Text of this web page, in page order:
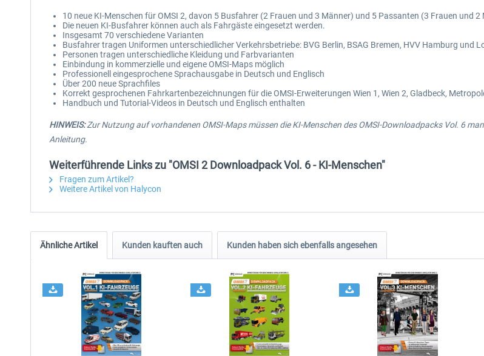
10 neue KI-Menschen für OMSI 2, davon 5 Busfahrer (2 Frauen und 3 Männer) und 5 Passanten (3 Frauen und 2
Die neuen KI-Busfahrer können auch als Fahrgäste eingesetzt werden.
Insgesamt 70 verschiedene Varianten
Busfahrer tragen Uniformen unterschiedlicher Verkehrsbetriebe: BVG Berlin, BSAG Bremen, HVV Hamburg und
Personen tragen unterschiedliche Kleidung und Farbvarianten
Einbindung in kommerzielle und eigene OMSI-Maps möglich
Professionell eingesprochene Sprachausgabe in Deutsch und Englisch
Über 200 neue Sprachfiles
Korrekt gesprochenen Fahrkartenbezeichnungen für die OMSI-Erweiterungen Wien 1, Wien 2, Gladbeck,
Handbuch und Tutorial-Videos in Deutsch und Englisch enthalten
HINWEIS:Zur Nutzung auf vorhandenen OMSI-Maps müssen die KI-Menschen des OMSI-Downloadpacks Vol. 6
Anleitung.
Weiterführende Links zu "OMSI 2 Downloadpack Vol. 6 - KI-Menschen"
Fragen zum Artikel?
Weitere Artikel von Halycon
Ähnliche Artikel Kunden kauften auch Kunden haben sich ebenfalls angesehen